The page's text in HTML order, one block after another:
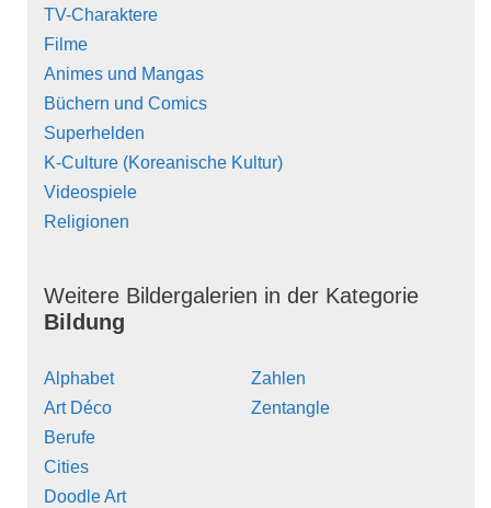
TV-Charaktere
Filme
Animes und Mangas
Büchern und Comics
Superhelden
K-Culture (Koreanische Kultur)
Videospiele
Religionen
Weitere Bildergalerien in der Kategorie
Bildung
Alphabet
Art Déco
Berufe
Cities
Doodle Art
Zahlen
Zentangle